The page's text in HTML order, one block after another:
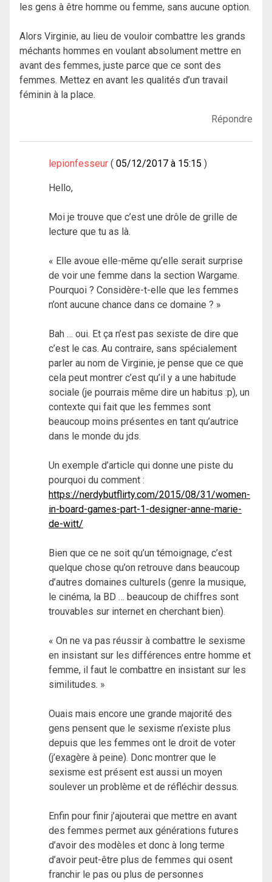
les gens à être homme ou femme, sans aucune option.
Alors Virginie, au lieu de vouloir combattre les grands
méchants hommes en voulant absolument mettre en
avant des femmes, juste parce que ce sont des
femmes. Mettez en avant les qualités d’un travail
féminin à la place.
Répondre
lepionfesseur 05/12/2017 à 15:15
Hello,
Moi je trouve que c’est une drôle de grille de
lecture que tu as là.
« Elle avoue elle-même qu’elle serait surprise
de voir une femme dans la section Wargame.
Pourquoi ? Considère-t-elle que les femmes
n’ont aucune chance dans ce domaine ? »
Bah … oui. Et ça n’est pas sexiste de dire que
c’est le cas. Au contraire, sans spécialement
parler au nom de Virginie, je pense que ce que
cela peut montrer c’est qu’il y a une habitude
sociale (je pourrais même dire un habitus :p), un
contexte qui fait que les femmes sont
beaucoup moins présentes en tant qu’autrice
dans le monde du jds.
Un exemple d’article qui donne une piste du
pourquoi du comment :
https://nerdybutflirty.com/2015/08/31/women-
in-board-games-part-1-designer-anne-marie-
de-witt/
Bien que ce ne soit qu’un témoignage, c’est
quelque chose qu’on retrouve dans beaucoup
d’autres domaines culturels (genre la musique,
le cinéma, la BD … beaucoup de chiffres sont
trouvables sur internet en cherchant bien).
« On ne va pas réussir à combattre le sexisme
en insistant sur les différences entre homme et
femme, il faut le combattre en insistant sur les
similitudes. »
Ouais mais encore une grande majorité des
gens pensent que le sexisme n’existe plus
depuis que les femmes ont le droit de voter
(j’exagère à peine). Donc montrer que le
sexisme est présent est aussi un moyen
soulever un problème et de réfléchir dessus.
Enfin pour finir j’ajouterai que mettre en avant
des femmes permet aux générations futures
d’avoir des modèles et donc à long terme
d’avoir peut-être plus de femmes qui osent
franchir le pas ou plus de personnes